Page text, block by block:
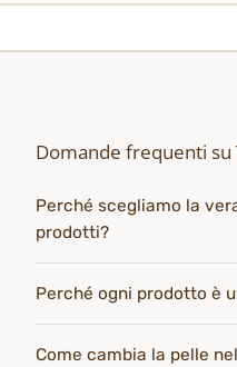
Domande frequenti su
Perché scegliamo la
prodotti?
Perché ogni prodotto è
Come cambia la pelle